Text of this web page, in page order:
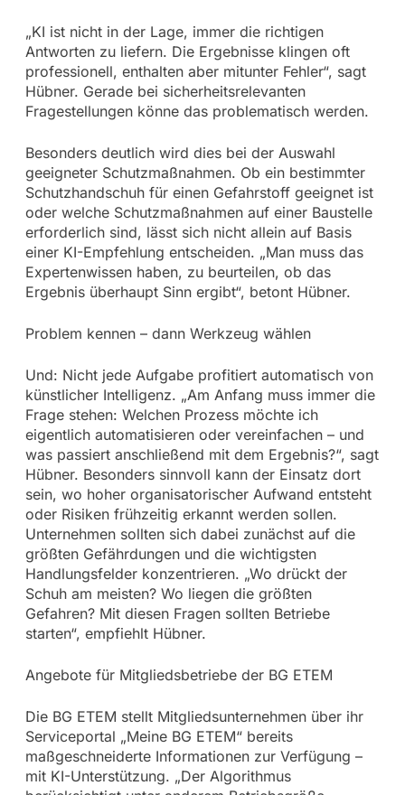
„KI ist nicht in der Lage, immer die richtigen
Antworten zu liefern. Die Ergebnisse klingen oft
professionell, enthalten aber mitunter Fehler“, sagt
Hübner. Gerade bei sicherheitsrelevanten
Fragestellungen könne das problematisch werden.
Besonders deutlich wird dies bei der Auswahl
geeigneter Schutzmaßnahmen. Ob ein bestimmter
Schutzhandschuh für einen Gefahrstoff geeignet ist
oder welche Schutzmaßnahmen auf einer Baustelle
erforderlich sind, lässt sich nicht allein auf Basis
einer KI-Empfehlung entscheiden. „Man muss das
Expertenwissen haben, zu beurteilen, ob das
Ergebnis überhaupt Sinn ergibt“, betont Hübner.
Problem kennen – dann Werkzeug wählen
Und: Nicht jede Aufgabe profitiert automatisch von
künstlicher Intelligenz. „Am Anfang muss immer die
Frage stehen: Welchen Prozess möchte ich
eigentlich automatisieren oder vereinfachen – und
was passiert anschließend mit dem Ergebnis?“, sagt
Hübner. Besonders sinnvoll kann der Einsatz dort
sein, wo hoher organisatorischer Aufwand entsteht
oder Risiken frühzeitig erkannt werden sollen.
Unternehmen sollten sich dabei zunächst auf die
größten Gefährdungen und die wichtigsten
Handlungsfelder konzentrieren. „Wo drückt der
Schuh am meisten? Wo liegen die größten
Gefahren? Mit diesen Fragen sollten Betriebe
starten“, empfiehlt Hübner.
Angebote für Mitgliedsbetriebe der BG ETEM
Die BG ETEM stellt Mitgliedsunternehmen über ihr
Serviceportal „Meine BG ETEM“ bereits
maßgeschneiderte Informationen zur Verfügung –
mit KI-Unterstützung. „Der Algorithmus